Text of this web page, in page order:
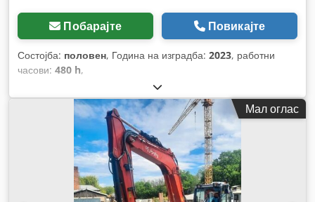
Побарајте Повикајте
Состојба: половен, Година на изградба: 2023, работни
часови: 480 h,
Мал оглас